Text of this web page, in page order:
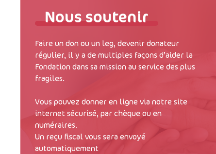
Nous soutenir
Faire un don ou un leg, devenir donateur
régulier, il y a de multiples façons d’aider la
Fondation dans sa mission au service des plus
fragiles.
Vous pouvez donner en ligne via notre site
internet sécurisé, par chèque ou en
numéraires.
Un reçu fiscal vous sera envoyé
automatiquement